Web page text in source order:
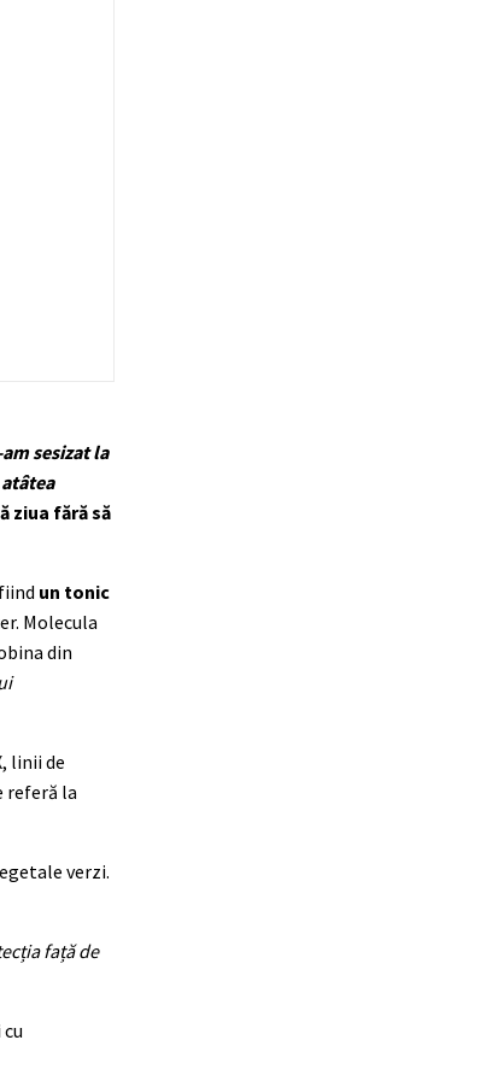
sesizat la
ziua fără să
un tonic
Molecula
din
linii de
referă la
verzi.
față de